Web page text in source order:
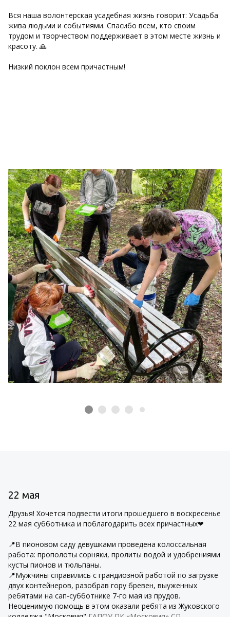
Вся наша волонтерская усадебная жизнь говорит: Усадьба
жива людьми и событиями. Спасибо всем, кто своим
трудом и творчеством поддерживает в этом месте жизнь и
красоту. 🙏
Низкий поклон всем причастным!
22 мая
Друзья! Хочется подвести итоги прошедшего в воскресенье
22 мая субботника и поблагодарить всех причастных❤
📍В пионовом саду девушками проведена колоссальная
работа: прополоты сорняки, пролиты водой и удобрениями
кусты пионов и тюльпаны.
📍Мужчины справились с грандиозной работой по загрузке
двух контейнеров, разобрав гору бревен, выуженных
ребятами на сап-субботнике 7-го мая из прудов.
Неоценимую помощь в этом оказали ребята из Жуковского